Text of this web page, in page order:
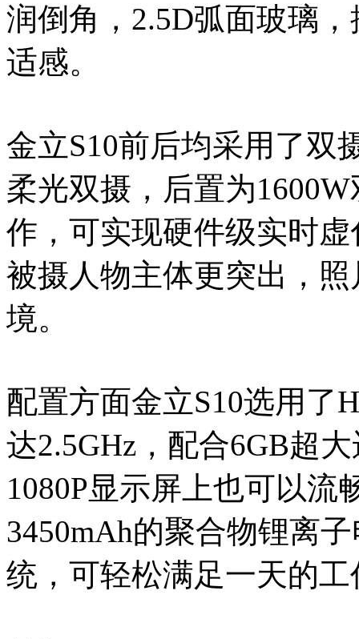
润倒角，2.5D弧面玻璃
适感。
金立S10前后均采用了双
柔光双摄，后置为
作，可实现硬件级实时
被摄人物主体更突出，
境。
配置方面金立S10选用了
达2.5GHz，配合6GB超
1080P显示屏上也可以流
3450mAh的聚合物锂离
统，可轻松满足一天的